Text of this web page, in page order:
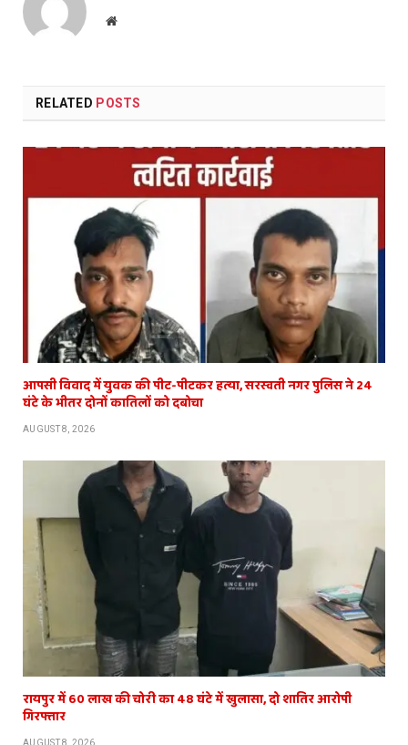
Website
RELATED POSTS
आपसी विवाद में युवक की पीट-पीटकर हत्या, सरस्वती नगर पुलिस ने 24
घंटे के भीतर दोनों कातिलों को दबोचा
AUGUST 8, 2026
रायपुर में 60 लाख की चोरी का 48 घंटे में खुलासा, दो शातिर आरोपी
गिरफ्तार
AUGUST 8, 2026